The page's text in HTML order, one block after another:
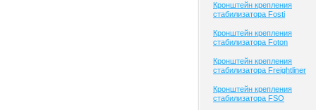
Кронштейн крепления
стабилизатора Fosti
Кронштейн крепления
стабилизатора Foton
Кронштейн крепления
стабилизатора Freightliner
Кронштейн крепления
стабилизатора FSO